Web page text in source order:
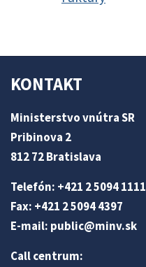
KONTAKT
Ministerstvo vnútra SR
Pribinova 2
812 72 Bratislava
Telefón: +421 2 5094 1111
Fax: +421 2 5094 4397
E-mail: public@minv.sk
Call centrum: